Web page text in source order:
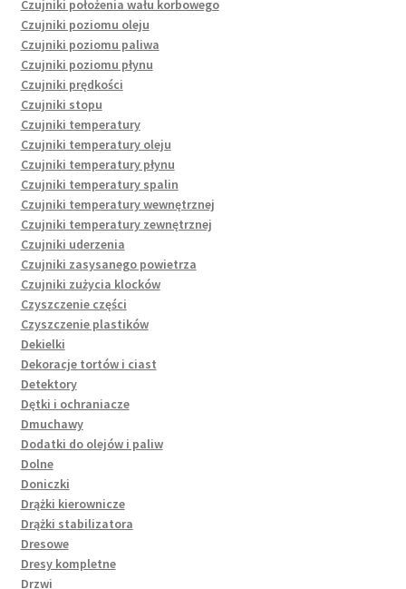
Czujniki położenia wału korbowego
Czujniki poziomu oleju
Czujniki poziomu paliwa
Czujniki poziomu płynu
Czujniki prędkości
Czujniki stopu
Czujniki temperatury
Czujniki temperatury oleju
Czujniki temperatury płynu
Czujniki temperatury spalin
Czujniki temperatury wewnętrznej
Czujniki temperatury zewnętrznej
Czujniki uderzenia
Czujniki zasysanego powietrza
Czujniki zużycia klocków
Czyszczenie części
Czyszczenie plastików
Dekielki
Dekoracje tortów i ciast
Detektory
Dętki i ochraniacze
Dmuchawy
Dodatki do olejów i paliw
Dolne
Doniczki
Drążki kierownicze
Drążki stabilizatora
Dresowe
Dresy kompletne
Drzwi